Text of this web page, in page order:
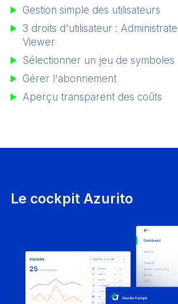
Gestion simple des utilisateurs
3 droits d'utilisateur :
Viewer
Sélectionner un jeu de symboles
Gérer l'abonnement
Aperçu transparent des coûts
Le cockpit Azurito